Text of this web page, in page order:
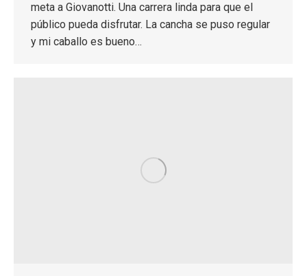
meta a Giovanotti. Una carrera linda para que el
público pueda disfrutar. La cancha se puso regular
y mi caballo es bueno…